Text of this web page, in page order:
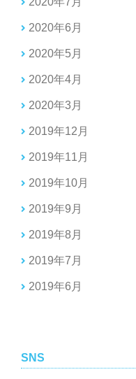
2020年6月
2020年5月
2020年4月
2020年3月
2019年12月
2019年11月
2019年10月
2019年9月
2019年8月
2019年7月
2019年6月
SNS